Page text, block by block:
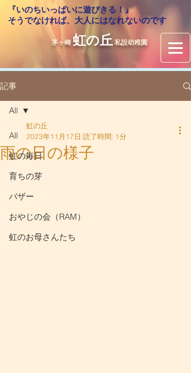
『いのちいっぱいに遊びきる！』
​そうでなければ、大人にはなれないのです
茅ヶ崎 虹の丘 私設幼稚園
記事
All
虹の毎日
育ちの芽
バザー
おやじの会（RAM）
虹のお母さんたち
All
雨の日の様子
虹の丘
2023年11月17日 読了時間: 1分